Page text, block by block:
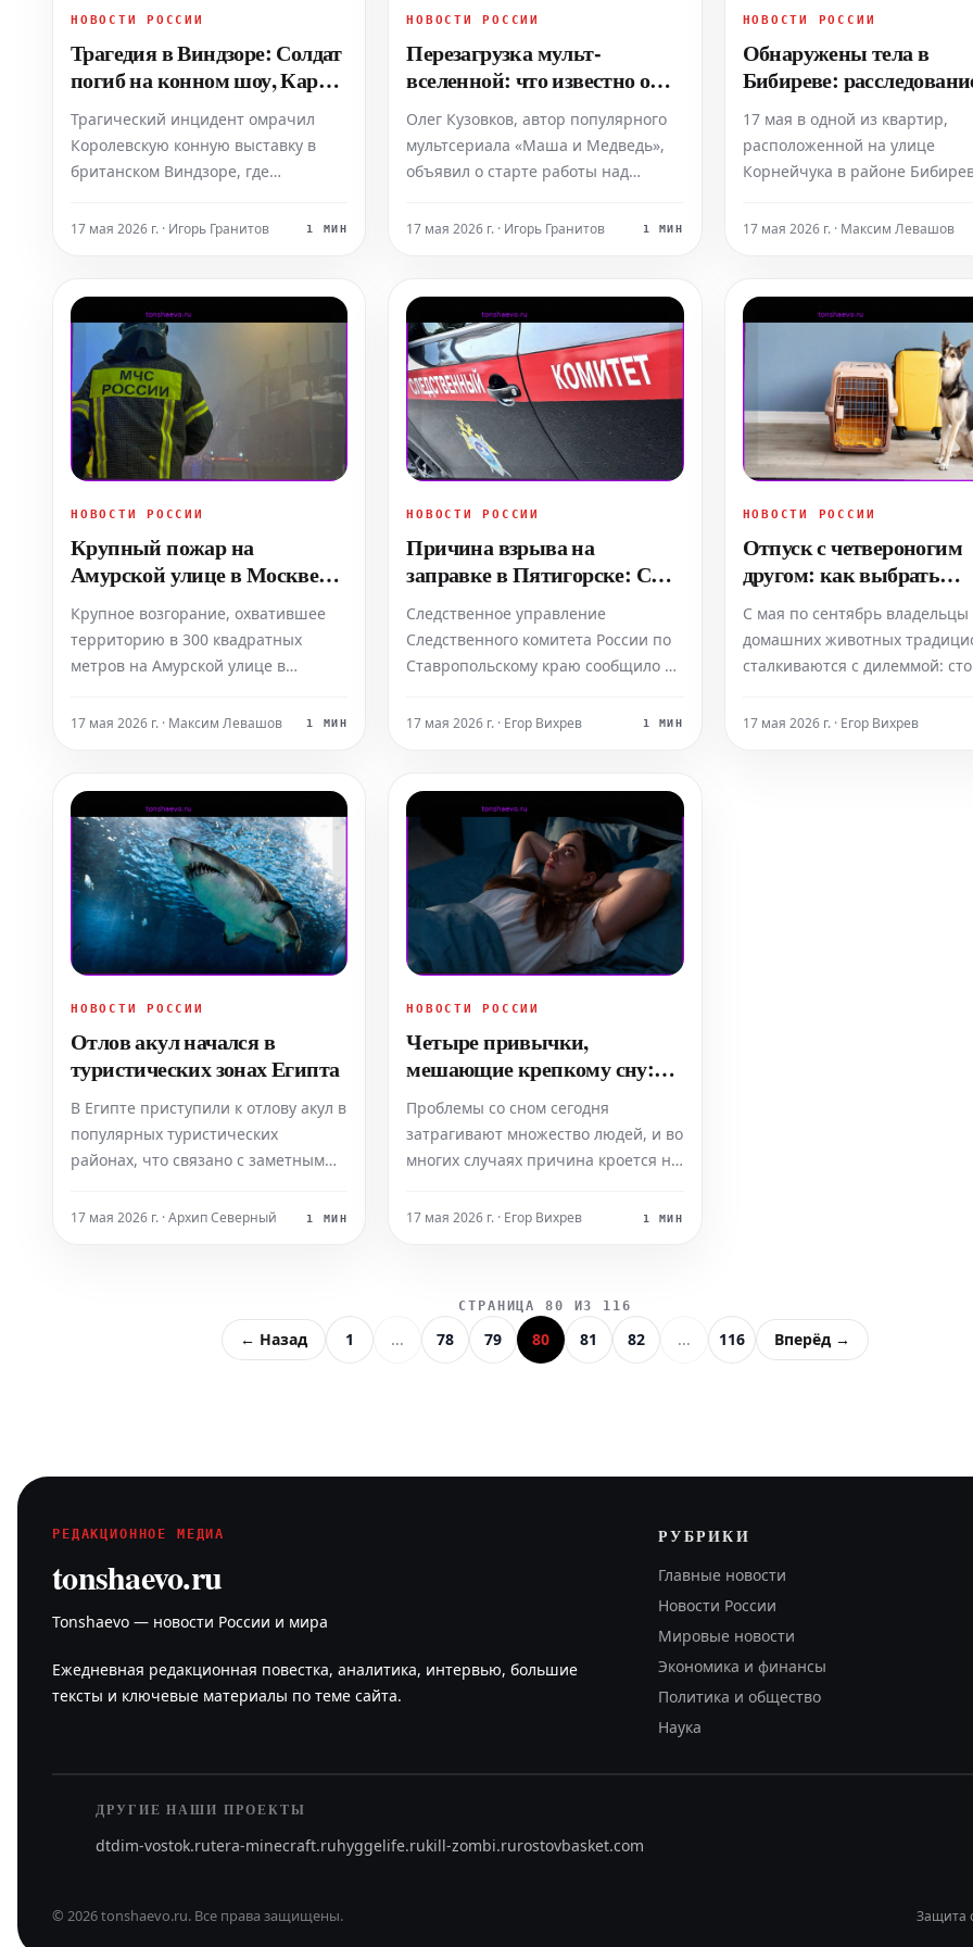
НОВОСТИ РОССИИ
Трагедия в Виндзоре: Солдат
погиб на конном шоу, Карл
III потрясен
Трагический инцидент омрачил
Королевскую конную выставку в
британском Виндзоре, где
результате падения с лошади.
19:00 по местному времени, когда
солдат из королевского отряда
покидал арену. Несмотря на
17 мая 2026 г. · Игорь Гранитов 1 МИН
НОВОСТИ РОССИИ
Перезагрузка мульт-
вселенной: что известно о
полнометражном фильме
«Маша и Медведь»
Олег Кузовков, автор популярного
мультсериала «Маша и Медведь»,
объявил о старте работы над
анимационным фильмом в рамках
полную перезагрузку знакомой
вселенной, представив свежий
творческий подход и совершенн
17 мая 2026 г. · Игорь Гранитов 1 МИН
НОВОСТИ РОССИИ
Обнаружены тела в
Бибиреве:
насильственной смерти в
Москве
17 мая в одной из квартир,
расположенной на улице
Корнейчука в районе
административный округ
насильственной смерти в
множественных телесных
повреждений были
при осмотре. По факту
17 мая 2026 г. · Максим Левашов
НОВОСТИ РОССИИ
Крупный пожар на
Амурской улице в Москве
ликвидирован
Крупное возгорание, охватившее
территорию в 300 квадратных
метров на Амурской улице в
Пожар произошел на открытой
от станции метро «Черкизовская».
По данным столичного управления
МЧС, в результате инци
17 мая 2026 г. · Максим Левашов 1 МИН
НОВОСТИ РОССИИ
Причина взрыва на
заправке в Пятигорске: СК
назвал подробности и
задержал ответственного
Следственное управление
Следственного комитета России по
Ставропольскому краю сообщило в
мощного взрыва и последующего
использование оборудования, не
отвечающего нормам
безопасности. Согласно официаль
17 мая 2026 г. · Егор Вихрев 1 МИН
НОВОСТИ РОССИИ
Отпуск с четвероногим
другом: как выбрать
транспорт и снизить
питомца
С мая по сентябрь владельцы
домашних животных
сталкиваются с дилеммой:
транспорта выбрать, чтобы
17 мая 2026 г. · Егор Вихрев
НОВОСТИ РОССИИ
Отлов акул начался в
туристических зонах Египта
В Египте приступили к отлову акул в
популярных туристических
районах, что связано с заметным
открытия сезона. Повышенная
больших косяков рыбы на
мелководье. В ответ
17 мая 2026 г. · Архип Северный 1 МИН
НОВОСТИ РОССИИ
Четыре привычки,
мешающие крепкому сну:
взгляд сомнолога
Проблемы со сном сегодня
затрагивают множество людей, и во
многих случаях причина кроется не
нашем повседневном образе
наши привычки часто становятся
главным препятствием на пути к
17 мая 2026 г. · Егор Вихрев 1 МИН
СТРАНИЦА 80 ИЗ 116
← Назад 1 ... 78 79 80 81 82 ... 116 Вперёд →
РЕДАКЦИОННОЕ МЕДИА
tonshaevo.ru
Tonshaevo — новости России и мира
Ежедневная редакционная повестка, аналитика, интервью, большие
тексты и ключевые материалы по теме сайта.
РУБРИКИ
Главные новости
Новости России
Мировые новости
Экономика и финансы
Политика и общество
Наука
ДРУГИЕ НАШИ ПРОЕКТЫ
dtdim-vostok.rutera-minecraft.ruhyggelife.rukill-zombi.rurostovbasket.com
© 2026tonshaevo.ru. Все права защищены. Защита